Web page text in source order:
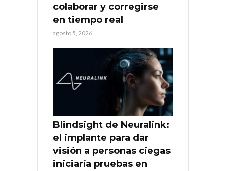
colaborar y corregirse
en tiempo real
agosto 5, 2026
Blindsight de Neuralink:
el implante para dar
visión a personas ciegas
iniciaría pruebas en